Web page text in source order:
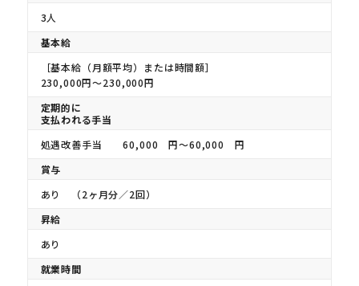
3人
基本給
［基本給（月額平均）または時間額］
230,000円〜230,000円
定期的に
支払われる手当
処遇改善手当 60,000 円〜60,000 円
賞与
あり （2ヶ月分／2回）
昇給
あり
就業時間